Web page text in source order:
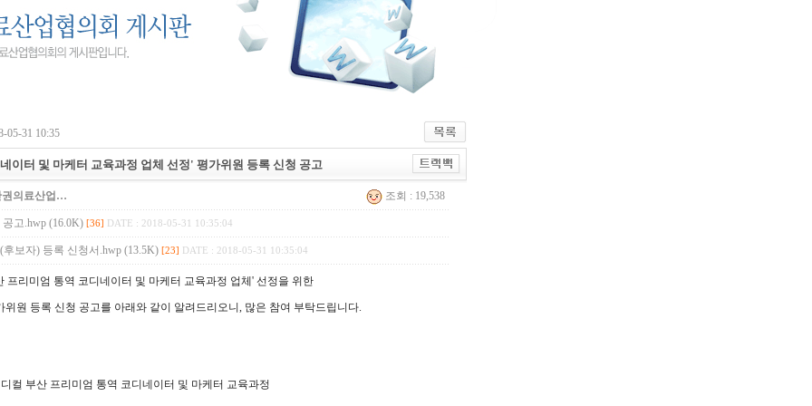
05-31 10:35
이터 및 마케터 교육과정 업체 선정' 평가위원 등록 신청 공고
권의료산업… 조회 : 19,538
고.hwp (16.0K) [36] DATE : 2018-05-31 10:35:04
보자) 등록 신청서.hwp (13.5K) [23] DATE : 2018-05-31 10:35:04
프리미엄 통역 코디네이터 및 마케터 교육과정 업체' 선정을 위한
원 등록 신청 공고를 아래와 같이 알려드리오니, 많은 참여 부탁드립니다.
컬 부산 프리미엄 통역 코디네이터 및 마케터 교육과정